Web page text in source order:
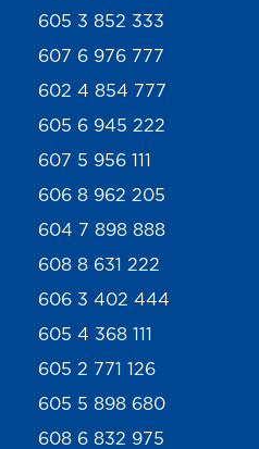
605 3 852 333
607 6 976 777
602 4 854 777
605 6 945 222
607 5 956 111
606 8 962 205
604 7 898 888
608 8 631 222
606 3 402 444
605 4 368 111
605 2 771 126
605 5 898 680
608 6 832 975